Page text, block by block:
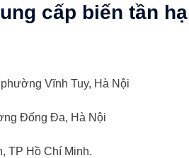
cấp biến tần
Vĩnh Tuy, Hà Nội
Đống Đa, Hà Nội
TP Hồ Chí Minh.